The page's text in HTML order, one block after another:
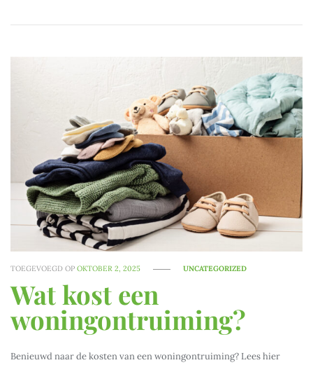
TOEGEVOEGD OPOKTOBER 2, 2025 UNCATEGORIZED
Wat kost een
woningontruiming?
Benieuwd naar de kosten van een woningontruiming? Lees hier